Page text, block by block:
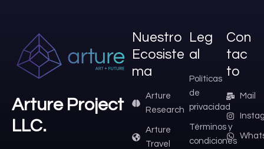
Arture Project
LLC.
Nuestro
Ecosiste
ma
Arture
Research
Arture
Travel
Leg
al
Políticas
de
privacidad
Términos y
condiciones
Con
tac
to
Mail